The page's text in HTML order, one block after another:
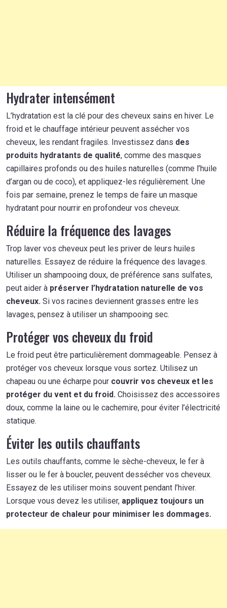
Hydrater intensément
L’hydratation est la clé pour des cheveux sains en hiver. Le
froid et le chauffage intérieur peuvent assécher vos
cheveux, les rendant fragiles. Investissez dans des
produits hydratants de qualité, comme des masques
capillaires profonds ou des huiles naturelles (comme l’huile
d’argan ou de coco), et appliquez-les régulièrement. Une
fois par semaine, prenez le temps de faire un masque
hydratant pour nourrir en profondeur vos cheveux.
Réduire la fréquence des lavages
Trop laver vos cheveux peut les priver de leurs huiles
naturelles. Essayez de réduire la fréquence des lavages.
Utiliser un shampooing doux, de préférence sans sulfates,
peut aider à préserver l’hydratation naturelle de vos
cheveux. Si vos racines deviennent grasses entre les
lavages, pensez à utiliser un shampooing sec.
Protéger vos cheveux du froid
Le froid peut être particulièrement dommageable. Pensez à
protéger vos cheveux lorsque vous sortez. Utilisez un
chapeau ou une écharpe pour couvrir vos cheveux et les
protéger du vent et du froid. Choisissez des accessoires
doux, comme la laine ou le cachemire, pour éviter l’électricité
statique.
Éviter les outils chauffants
Les outils chauffants, comme le sèche-cheveux, le fer à
lisser ou le fer à boucler, peuvent dessécher vos cheveux.
Essayez de les utiliser moins souvent pendant l’hiver.
Lorsque vous devez les utiliser, appliquez toujours un
protecteur de chaleur pour minimiser les dommages.